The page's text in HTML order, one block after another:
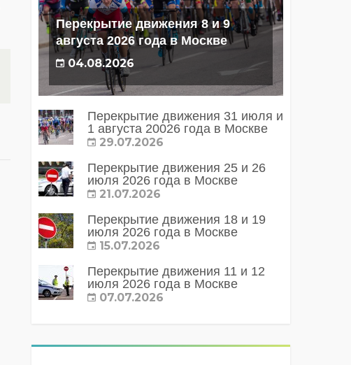
Перекрытие движения 8 и 9
августа 2026 года в Москве
04.08.2026
Перекрытие движения 31 июля и
1 августа 20026 года в Москве
29.07.2026
Перекрытие движения 25 и 26
июля 2026 года в Москве
21.07.2026
Перекрытие движения 18 и 19
июля 2026 года в Москве
15.07.2026
Перекрытие движения 11 и 12
июля 2026 года в Москве
07.07.2026